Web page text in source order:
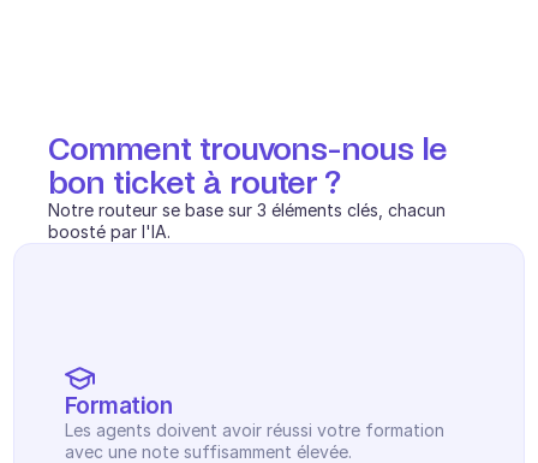
Comment trouvons-nous le
bon ticket à router ?
Notre routeur se base sur 3 éléments clés, chacun
boosté par l'IA.
Formation
Les agents doivent avoir réussi votre formation
avec une note suffisamment élevée.